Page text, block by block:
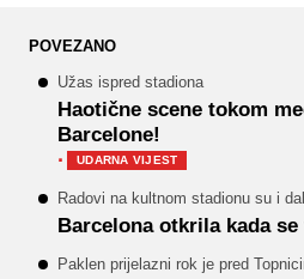
POVEZANO
Užas ispred stadiona
Haotične scene tokom
Barcelone!
· UDARNA VIJEST
Radovi na kultnom stadionu su i
Barcelona otkrila kada
Paklen prijelazni rok je pred